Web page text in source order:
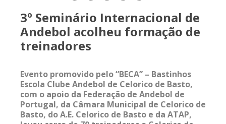
3º Seminário Internacional de
Andebol acolheu formação de
treinadores
Evento promovido pelo “BECA” – Bastinhos
Escola Clube Andebol de Celorico de Basto,
com o apoio da Federação de Andebol de
Portugal, da Câmara Municipal de Celorico de
Basto, do A.E. Celorico de Basto e da ATAP,